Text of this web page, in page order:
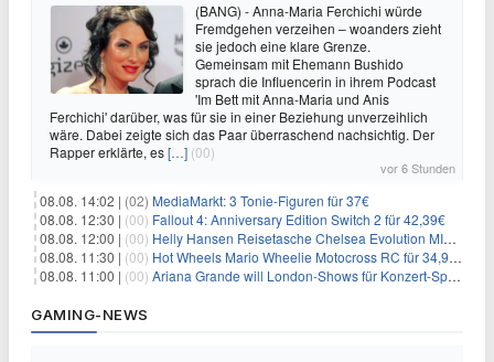
(BANG) - Anna-Maria Ferchichi würde
Fremdgehen verzeihen – woanders zieht
sie jedoch eine klare Grenze.
Gemeinsam mit Ehemann Bushido
sprach die Influencerin in ihrem Podcast
'Im Bett mit Anna-Maria und Anis
Ferchichi' darüber, was für sie in einer Beziehung unverzeihlich
wäre. Dabei zeigte sich das Paar überraschend nachsichtig. Der
Rapper erklärte, es[…] (00)
vor 6 Stunden
08.08. 14:02 | (02) MediaMarkt: 3 Tonie-Figuren für 37€
08.08. 12:30 | (00) Fallout 4: Anniversary Edition Switch 2 für 42,39€
08.08. 12:00 | (00) Helly Hansen Reisetasche Chelsea Evolution MID 54L für 29,99€
08.08. 11:30 | (00) Hot Wheels Mario Wheelie Motocross RC für 34,99€
08.08. 11:00 | (00) Ariana Grande will London-Shows für Konzert-Special filmen
GAMING-NEWS